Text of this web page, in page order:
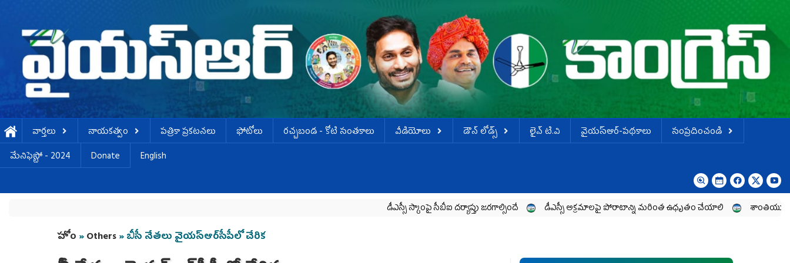
వార్తలు నాయకత్వం పత్రికా ప్రకటనలు ఫోటోలు ర‌చ్చ‌బండ‌ - కోటి సంత‌కాలు వీడియోలు డౌన్ లోడ్స్ లైవ్ టి.వి వైయస్ఆర్-పథకాలు
సంప్రదించండి
మేనిఫెస్టో - 2024
Donate English
డీఎస్సీ స్కాంపై సీబీఐ దర్యాప్తు జరగాల్సిందే డీఎస్సీ అక్రమాలపై పోరాటాన్ని మరింత ఉధృతం చేయాలి శాంతియుతంగా నిరసన
You are here
హోం »Others» బీసీ నేతలు వైయస్‌ఆర్‌సీపీలో చేరిక